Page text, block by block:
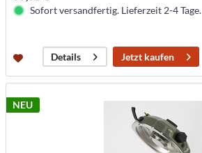
Sofort versandfertig. Lieferzeit 2-4 Tage.
Details Jetzt kaufen
NEU